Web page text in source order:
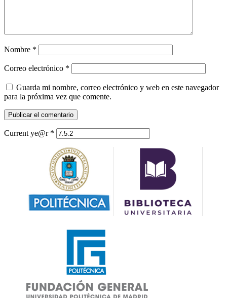
Nombre *
Correo electrónico *
Guarda mi nombre, correo electrónico y web en este navegador
para la próxima vez que comente.
Current ye@r *